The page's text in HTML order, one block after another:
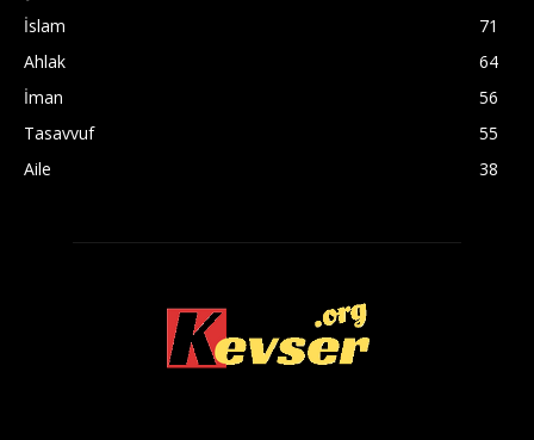
İslam
71
Ahlak
64
İman
56
Tasavvuf
55
Aile
38